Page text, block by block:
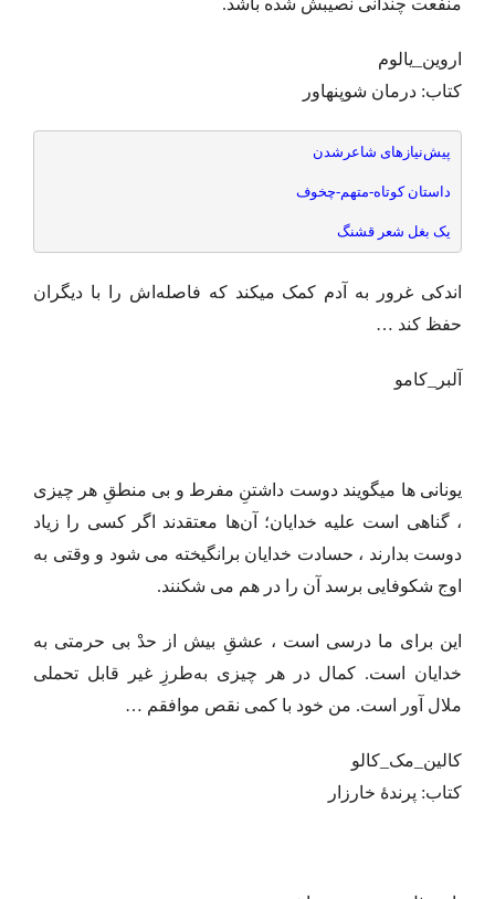
منفعت چندانی نصیبش شده باشد.
اروین_یالوم
کتاب: درمان شوپنهاور
پیش‌نیازهای شاعرشدن
داستان کوتاه-متهم-چخوف
یک بغل شعر قشنگ
اندکی غرور به آدم کمک میکند که فاصله‌اش را با دیگران
حفظ کند …
آلبر_کامو
یونانی‌ ها میگویند دوست داشتنِ مفرط و بی‌ منطقِ هر چیزی
، گناهی است علیه خدایان؛ آن‌ها معتقدند اگر کسی را زیاد
دوست بدارند ، حسادت خدایان برانگیخته می‌ شود و وقتی به
اوج شکوفایی برسد آن را در هم می‌ شکنند.
این برای ما درسی است ، عشقِ بیش از حدْ بی حرمتی به
خدایان است. کمال در هر چیزی به‌طرزِ غیر قابل تحملی
ملال‌ آور است. من خود با کمی نقص موافقم …
کالین_مک_کالو
کتاب: پرندهٔ خارزار